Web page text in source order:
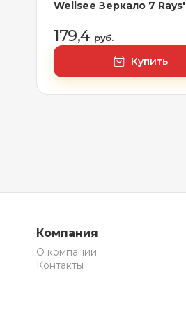
Wellsee Зеркало 7 Rays'
см
179,4 руб.
Купить
Компания
О компании
Контакты